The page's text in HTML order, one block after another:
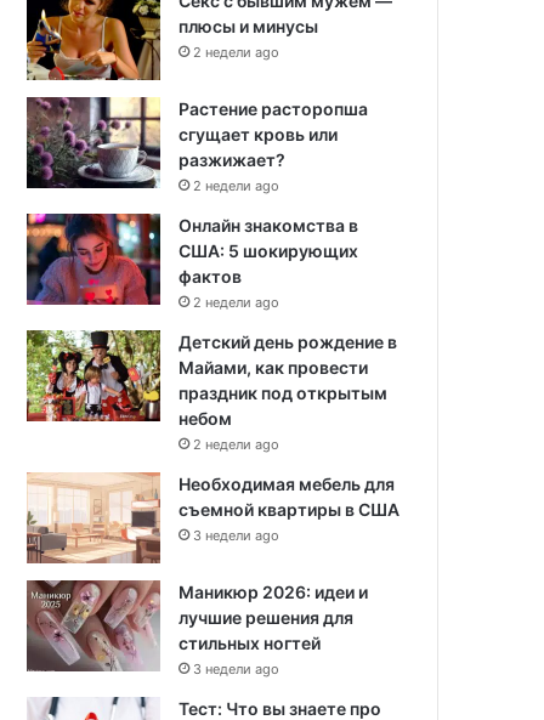
плюсы и минусы
2 недели ago
Растение расторопша
сгущает кровь или
разжижает?
2 недели ago
Онлайн знакомства в
США: 5 шокирующих
фактов
2 недели ago
Детский день рождение в
Майами, как провести
праздник под открытым
небом
2 недели ago
Необходимая мебель для
съемной квартиры в США
3 недели ago
Маникюр 2026: идеи и
лучшие решения для
стильных ногтей
3 недели ago
Тест: Что вы знаете про